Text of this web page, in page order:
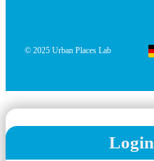
© 2025 Urban Places Lab
Login